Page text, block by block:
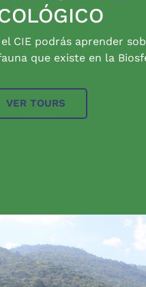
el CIE podrás aprender
que existe en la
VER TOURS